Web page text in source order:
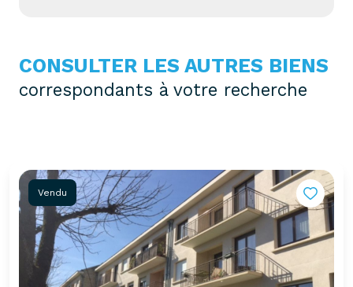
CONSULTER LES AUTRES BIENS
correspondants à votre recherche
Vendu